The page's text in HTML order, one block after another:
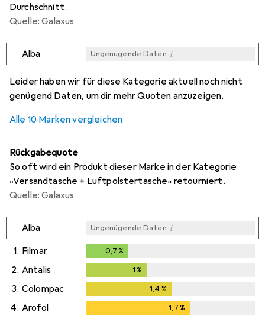
Durchschnitt.
Quelle: Galaxus
Alba Ungenügende Daten i
Leider haben wir für diese Kategorie aktuell noch nicht
genügend Daten, um dir mehr Quoten anzuzeigen.
Alle 10 Marken vergleichen
Rückgabequote
So oft wird ein Produkt dieser Marke in der Kategorie
«Versandtasche + Luftpolstertasche» retourniert.
Quelle: Galaxus
Alba Ungenügende Daten i
1. Filmar 0,7 %
2. Antalis 1 %
3. Colompac 1,4 %
4. Arofol 1,7%